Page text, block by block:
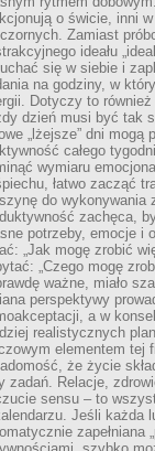
o świcie, inni
Zamiast
ideału
się w siebie i
na godziny, w
Dotyczy to
dzień musi być tak
„lżejsze” dni mogą
całego
wymiaru
łatwo zacząć
do wykonywania
zachęca,
potrzeby, emocje i
„Jak mogę zrobić
„Czego mogę
ważne, miało
perspektywy
a w
realistycznych
elementem tej
że życie
zadań. Relacje,
sensu – to
Jeśli każda
zapełniana